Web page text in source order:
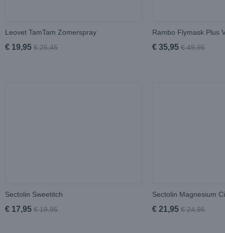
Leovet TamTam Zomerspray
€ 19,95 € 25,45
Rambo Flymask Plus
€ 35,95 € 49,95
Sectolin Sweetitch
€ 17,95 € 19,95
Sectolin Magnesium
€ 21,95 € 24,95